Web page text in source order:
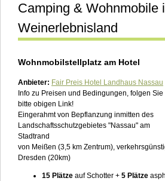
Kontakt
Camping & Wohnmobile
Weinerlebnisland
Wohnmobilstellplatz am Hotel
Anbieter: Fair Preis Hotel Landhaus Nassau
Info zu Preisen und Bedingungen, folgen Sie
bitte obigen Link!
Eingerahmt von Bepflanzung inmitten des
Landschaftsschutzgebietes "Nassau" am
Stadtrand
von Meißen (3,5 km Zentrum),
Dresden (20km)
15 Plätze auf Schotter + 5 Plätze